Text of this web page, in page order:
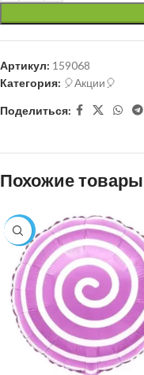
Артикул: 159068
Категория: 🎈Акции🎈
Поделиться:
Похожие товары
-29%